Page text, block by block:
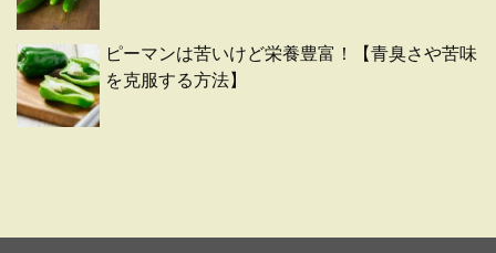
ピーマンは苦いけど栄養豊富！【青臭さや苦味
を克服する方法】